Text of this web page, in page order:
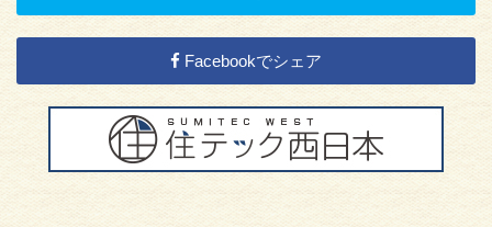
Facebookでシェア